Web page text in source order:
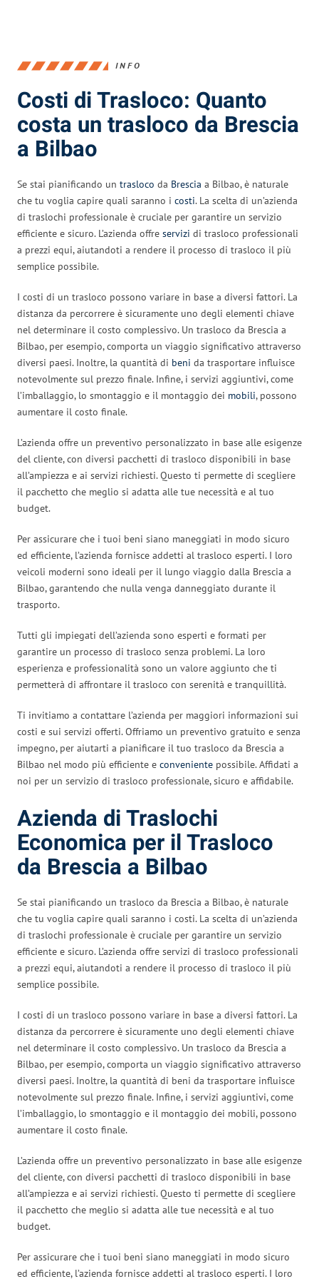
INFO
Costi di Trasloco: Quanto
costa un trasloco da Brescia
a Bilbao
Se stai pianificando un trasloco da Brescia a Bilbao, è naturale
che tu voglia capire quali saranno i costi. La scelta di un’azienda
di traslochi professionale è cruciale per garantire un servizio
efficiente e sicuro. L’azienda offre servizi di trasloco professionali
a prezzi equi, aiutandoti a rendere il processo di trasloco il più
semplice possibile.
I costi di un trasloco possono variare in base a diversi fattori. La
distanza da percorrere è sicuramente uno degli elementi chiave
nel determinare il costo complessivo. Un trasloco da Brescia a
Bilbao, per esempio, comporta un viaggio significativo attraverso
diversi paesi. Inoltre, la quantità di beni da trasportare influisce
notevolmente sul prezzo finale. Infine, i servizi aggiuntivi, come
l’imballaggio, lo smontaggio e il montaggio dei mobili, possono
aumentare il costo finale.
L’azienda offre un preventivo personalizzato in base alle esigenze
del cliente, con diversi pacchetti di trasloco disponibili in base
all’ampiezza e ai servizi richiesti. Questo ti permette di scegliere
il pacchetto che meglio si adatta alle tue necessità e al tuo
budget.
Per assicurare che i tuoi beni siano maneggiati in modo sicuro
ed efficiente, l’azienda fornisce addetti al trasloco esperti. I loro
veicoli moderni sono ideali per il lungo viaggio dalla Brescia a
Bilbao, garantendo che nulla venga danneggiato durante il
trasporto.
Tutti gli impiegati dell’azienda sono esperti e formati per
garantire un processo di trasloco senza problemi. La loro
esperienza e professionalità sono un valore aggiunto che ti
permetterà di affrontare il trasloco con serenità e tranquillità.
Ti invitiamo a contattare l’azienda per maggiori informazioni sui
costi e sui servizi offerti. Offriamo un preventivo gratuito e senza
impegno, per aiutarti a pianificare il tuo trasloco da Brescia a
Bilbao nel modo più efficiente e conveniente possibile. Affidati a
noi per un servizio di trasloco professionale, sicuro e affidabile.
Azienda di Traslochi
Economica per il Trasloco
da Brescia a Bilbao
Se stai pianificando un trasloco da Brescia a Bilbao, è naturale
che tu voglia capire quali saranno i costi. La scelta di un’azienda
di traslochi professionale è cruciale per garantire un servizio
efficiente e sicuro. L’azienda offre servizi di trasloco professionali
a prezzi equi, aiutandoti a rendere il processo di trasloco il più
semplice possibile.
I costi di un trasloco possono variare in base a diversi fattori. La
distanza da percorrere è sicuramente uno degli elementi chiave
nel determinare il costo complessivo. Un trasloco da Brescia a
Bilbao, per esempio, comporta un viaggio significativo attraverso
diversi paesi. Inoltre, la quantità di beni da trasportare influisce
notevolmente sul prezzo finale. Infine, i servizi aggiuntivi, come
l’imballaggio, lo smontaggio e il montaggio dei mobili, possono
aumentare il costo finale.
L’azienda offre un preventivo personalizzato in base alle esigenze
del cliente, con diversi pacchetti di trasloco disponibili in base
all’ampiezza e ai servizi richiesti. Questo ti permette di scegliere
il pacchetto che meglio si adatta alle tue necessità e al tuo
budget.
Per assicurare che i tuoi beni siano maneggiati in modo sicuro
ed efficiente, l’azienda fornisce addetti al trasloco esperti. I loro